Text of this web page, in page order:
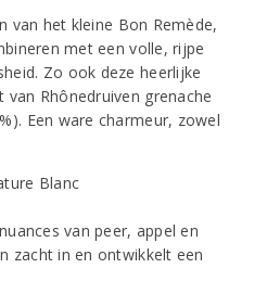
van het kleine Bon Remède,
met een volle, rijpe
Zo ook deze heerlijke
Rhônedruiven grenache
Een ware charmeur, zowel
van peer, appel en
zacht in en ontwikkelt een